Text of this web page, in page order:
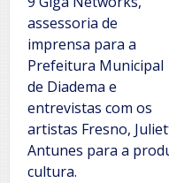
assessoria de
imprensa para a
Prefeitura Municipal
de Diadema e
entrevistas com os
artistas Fresno,
Antunes para a
cultura.